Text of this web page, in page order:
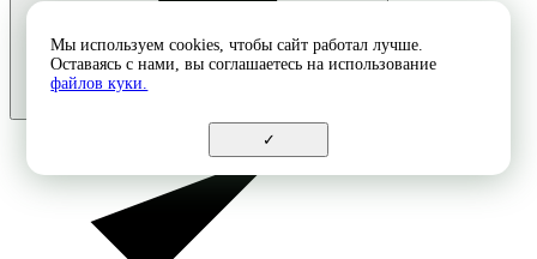
Мы используем cookies, чтобы сайт работал лучше.
Оставаясь с нами, вы соглашаетесь на использование
файлов куки.
✓